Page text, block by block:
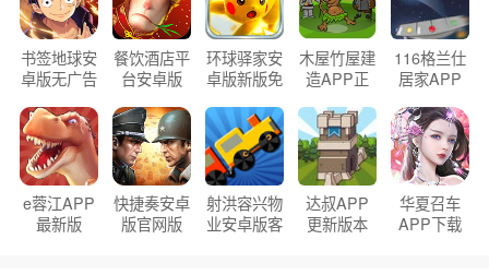
书签地球安
卓版无广告
餐饮酒店平
台安卓版
环球驿家安
卓版新版免
木屋竹屋建
造APP正
116格兰仕
居家APP
e蓉江APP
最新版
快捷奏安卓
版官网版
射洪容兴物
业安卓版客
达叔APP
更新版本
华夏召车
APP下载